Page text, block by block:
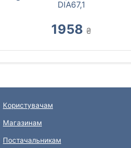
DIA67,1
1958 ₴
Користувачам
Магазинам
Постачальникам